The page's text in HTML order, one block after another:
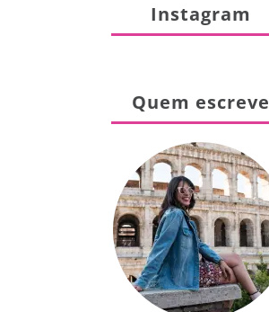
Instagram
Quem escreve